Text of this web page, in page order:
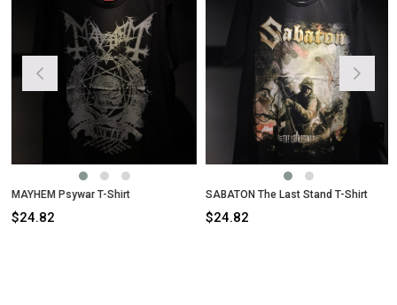
MAYHEM Psywar T-Shirt
$24.82
SABATON The Last Stand T-Shirt
$24.82